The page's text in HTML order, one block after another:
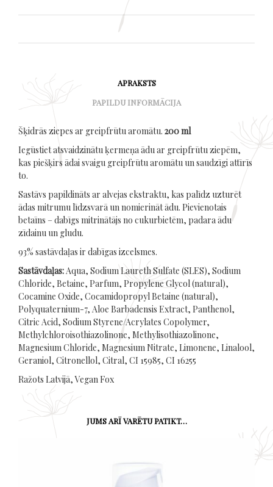
APRAKSTS
PAPILDU INFORMĀCIJA
Šķidrās ziepes ar greipfrūtu aromātu. 200 ml
Iegūstiet atsvaidzinātu ķermeņa ādu ar greipfrūtu ziepēm,
kas piešķirs ādai svaigu greipfrūtu aromātu un saudzīgi attīrīs
to.
Sastāvs papildināts ar alvejas ekstraktu, kas palīdz uzturēt
ādas mitrumu līdzsvarā un nomierināt ādu. Pievienotais
betaīns – dabīgs mitrinātājs no cukurbietēm, padara ādu
zīdainu un gludu.
93% sastāvdaļas ir dabīgas izcelsmes.
Sastāvdaļas: Aqua, Sodium Laureth Sulfate (SLES), Sodium
Chloride, Betaine, Parfum, Propylene Glycol (natural),
Cocamine Oxide, Cocamidopropyl Betaine (natural),
Polyquaternium-7, Aloe Barbadensis Extract, Panthenol,
Citric Acid, Sodium Styrene/Acrylates Copolymer,
Methylchloroisothiazolinone, Methylisothiazolinone,
Magnesium Chloride, Magnesium Nitrate, Limonene, Linalool,
Geraniol, Citronellol, Citral, CI 15985, CI 16255
Ražots Latvijā, Vegan Fox
JUMS ARĪ VARĒTU PATIKT…